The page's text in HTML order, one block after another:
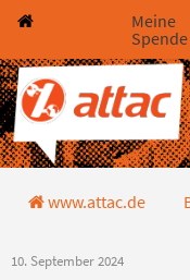
Direkt zum Hauptinhalt
Direkt zur Haupt-
Direkt zur Service-
Direkt zur Footer-
Direkt zum Footerinhalt
Meine
Spende
www.attac.de
10. September 2024